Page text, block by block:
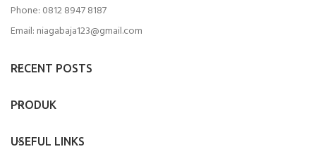
Phone: 0812 8947 8187
Email: niagabaja123@gmail.com
RECENT POSTS
PRODUK
USEFUL LINKS